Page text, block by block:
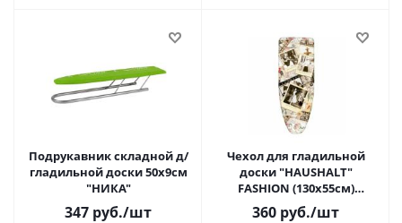
Подрукавник складной д/
гладильной доски 50х9см
"НИКА"
347 руб./шт
Чехол для гладильной
доски "HAUSHALT"
FASHION (130x55см)
HCL2/FS "НИКА"
360 руб./шт